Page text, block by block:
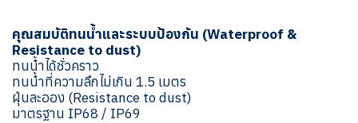
คุณสมบัติทนน้ำและระบบป้องกัน (Waterproof &
Resistance to dust)
ทนน้ำได้ชั่วคราว
ทนน้ำที่ความลึกไม่เกิน 1.5 เมตร
ฝุ่นละออง (Resistance to dust)
มาตรฐาน IP68 / IP69